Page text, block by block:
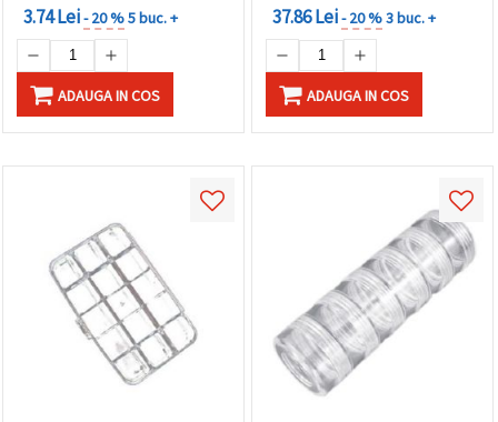
3.74 Lei- 20 %5 buc. +
ADAUGA IN COS
37.86 Lei- 20 %3 buc. +
ADAUGA IN COS